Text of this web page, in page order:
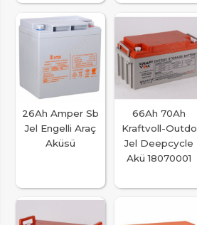
26Ah Amper Sb
Jel Engelli Araç
Aküsü
66Ah 70Ah
Kraftvoll-Outdo
Jel Deepcycle
Akü 18070001